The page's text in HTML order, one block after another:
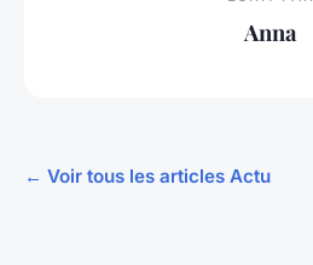
Anna
← Voir tous les articles Actu